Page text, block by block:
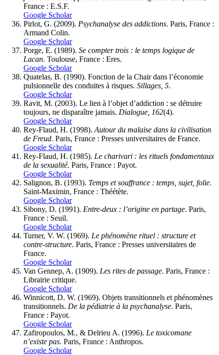
France : E.S.F.
Google Scholar
Pirlot, G. (2009). Psychanalyse des addictions. Paris, France :
Armand Colin.
Google Scholar
Porge, E. (1989). Se compter trois : le temps logique de
Lacan. Toulouse, France : Eres.
Google Scholar
Quatelas, B. (1990). Fonction de la Chair dans l’économie
pulsionnelle des conduites à risques. Sillages, 5.
Google Scholar
Ravit, M. (2003). Le lien à l’objet d’addiction : se détruire
toujours, ne disparaître jamais. Dialogue, 162(4).
Google Scholar
Rey-Flaud, H. (1998). Autour du malaise dans la civilisation
de Freud. Paris, France : Presses universitaires de France.
Google Scholar
Rey-Flaud, H. (1985). Le charivari : les rituels fondamentaux
de la sexualité. Paris, France : Payot.
Google Scholar
Salignon, B. (1993). Temps et souffrance : temps, sujet, folie.
Saint-Maximin, France : Théétète.
Google Scholar
Sibony, D. (1991). Entre-deux : l’origine en partage. Paris,
France : Seuil.
Google Scholar
Turner, V. W. (1969). Le phénomène rituel : structure et
contre-structure. Paris, France : Presses universitaires de
France.
Google Scholar
Van Gennep, A. (1909). Les rites de passage. Paris, France :
Librairie critique.
Google Scholar
Winnicott, D. W. (1969). Objets transitionnels et phénomènes
transitionnels. De la pédiatrie à la psychanalyse. Paris,
France : Payot.
Google Scholar
Zafiropoulos, M., & Delrieu A. (1996). Le toxicomane
n’existe pas. Paris, France : Anthropos.
Google Scholar